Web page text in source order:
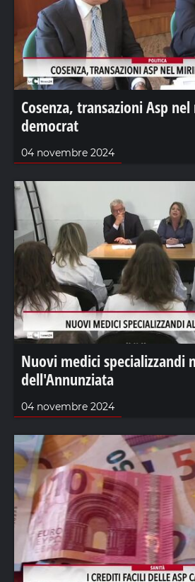
Cosenza, transazioni Asp
democrat
04 novembre 2024
Nuovi medici specializzandi
dell'Annunziata
04 novembre 2024